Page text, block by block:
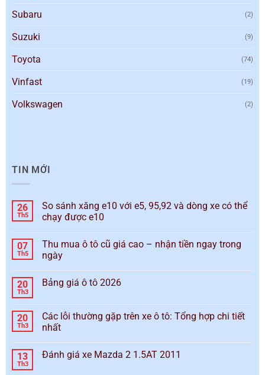
Subaru (2)
Suzuki (9)
Toyota (74)
Vinfast (19)
Volkswagen (2)
TIN MỚI
26
Th5
So sánh xăng e10 với e5, 95,92 và dòng xe có thể
chạy được e10
07
Th5
Thu mua ô tô cũ giá cao – nhận tiền ngay trong
ngày
20
Th3
Bảng giá ô tô 2026
20
Th3
Các lỗi thường gặp trên xe ô tô: Tổng hợp chi tiết
nhất
13
Th3
Đánh giá xe Mazda 2 1.5AT 2011